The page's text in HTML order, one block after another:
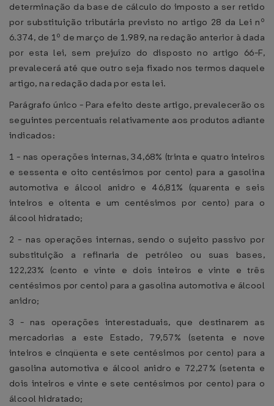
determinação da base de cálculo do imposto a ser retido
por substituição tributária previsto no artigo 28 da Lei nº
6.374, de 1º de março de 1.989, na redação anterior à dada
por esta lei, sem prejuízo do disposto no artigo 66-F,
prevalecerá até que outro seja fixado nos termos daquele
artigo, na redação dada por esta lei.
Parágrafo único - Para efeito deste artigo, prevalecerão os
seguintes percentuais relativamente aos produtos adiante
indicados:
1 - nas operações internas, 34,68% (trinta e quatro inteiros
e sessenta e oito centésimos por cento) para a gasolina
automotiva e álcool anidro e 46,81% (quarenta e seis
inteiros e oitenta e um centésimos por cento) para o
álcool hidratado;
2 - nas operações internas, sendo o sujeito passivo por
substituição a refinaria de petróleo ou suas bases,
122,23% (cento e vinte e dois inteiros e vinte e três
centésimos por cento) para a gasolina automotiva e álcool
anidro;
3 - nas operações interestaduais, que destinarem as
mercadorias a este Estado, 79,57% (setenta e nove
inteiros e cinqüenta e sete centésimos por cento) para a
gasolina automotiva e álcool anidro e 72,27% (setenta e
dois inteiros e vinte e sete centésimos por cento) para o
álcool hidratado;